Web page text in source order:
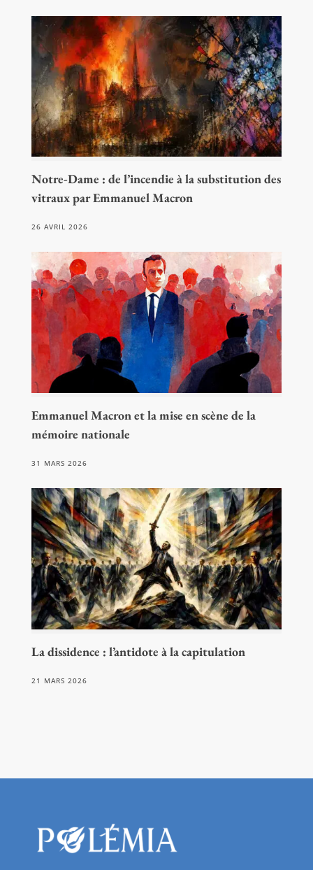
Notre-Dame : de l’incendie à la substitution des
vitraux par Emmanuel Macron
26 AVRIL 2026
Emmanuel Macron et la mise en scène de la
mémoire nationale
31 MARS 2026
La dissidence : l’antidote à la capitulation
21 MARS 2026